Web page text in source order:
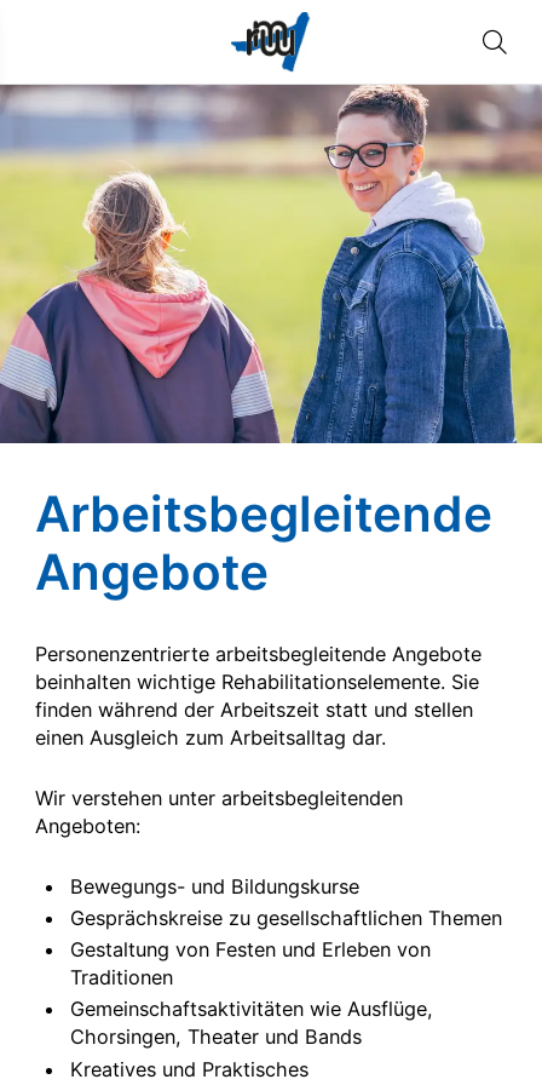
Arbeitsbegleitende
Angebote
Personenzentrierte arbeitsbegleitende Angebote
beinhalten wichtige Rehabilitationselemente. Sie
finden während der Arbeitszeit statt und stellen
einen Ausgleich zum Arbeitsalltag dar.
Wir verstehen unter arbeitsbegleitenden
Angeboten:
Bewegungs- und Bildungskurse
Gesprächskreise zu gesellschaftlichen Themen
Gestaltung von Festen und Erleben von
Traditionen
Gemeinschaftsaktivitäten wie Ausflüge,
Chorsingen, Theater und Bands
Kreatives und Praktisches